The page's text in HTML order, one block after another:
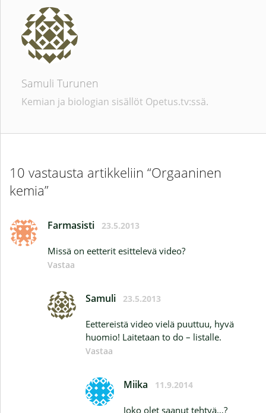
Samuli Turunen
Kemian ja biologian sisällöt Opetus.tv:ssä.
10 vastausta artikkeliin “Orgaaninen
kemia”
Farmasisti 23.5.2013
Missä on eetterit esittelevä video?
Vastaa
Samuli 23.5.2013
Eettereistä video vielä puuttuu, hyvä
huomio! Laitetaan to do – listalle.
Vastaa
Miika 11.9.2014
Joko olet saanut tehtyä…?